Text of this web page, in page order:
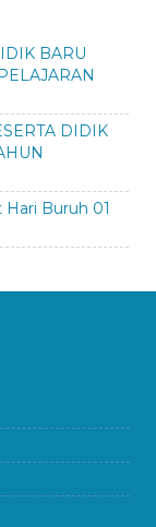
BARU
DIDIK
Hari Buruh 01